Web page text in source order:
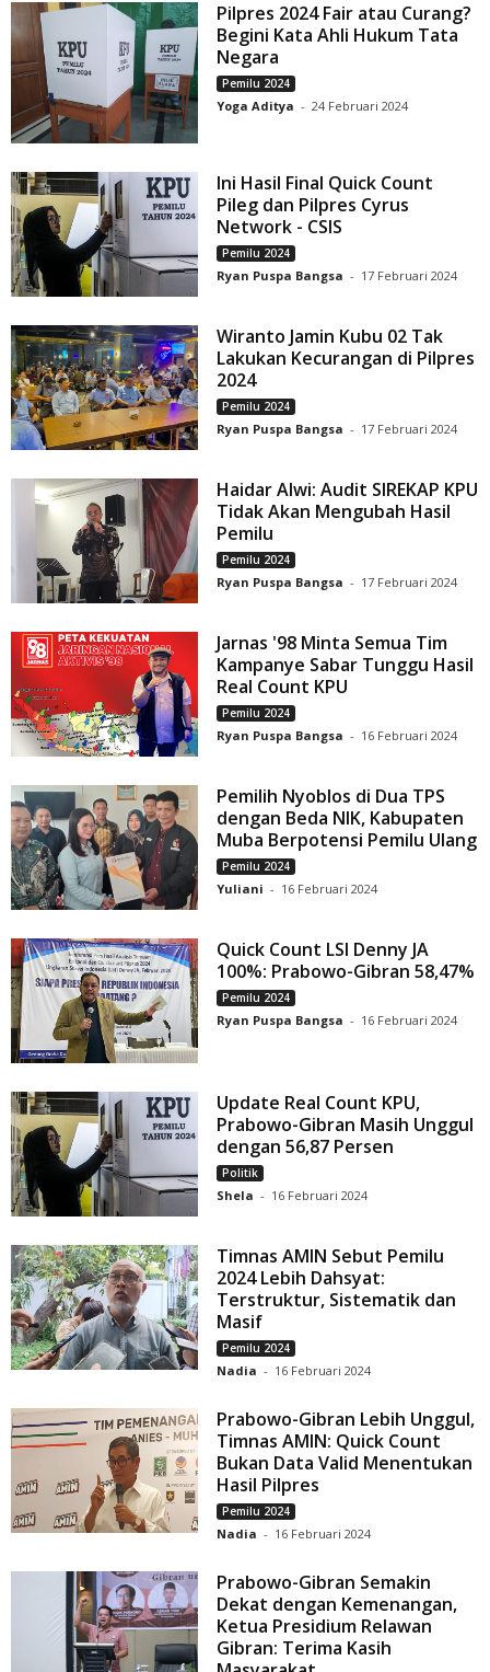
Pilpres 2024 Fair atau Curang?
Begini Kata Ahli Hukum Tata
Negara
Pemilu 2024
Yoga Aditya - 24 Februari 2024
Ini Hasil Final Quick Count
Pileg dan Pilpres Cyrus
Network - CSIS
Pemilu 2024
Ryan Puspa Bangsa - 17 Februari 2024
Wiranto Jamin Kubu 02 Tak
Lakukan Kecurangan di Pilpres
2024
Pemilu 2024
Ryan Puspa Bangsa - 17 Februari 2024
Haidar Alwi: Audit SIREKAP KPU
Tidak Akan Mengubah Hasil
Pemilu
Pemilu 2024
Ryan Puspa Bangsa - 17 Februari 2024
Jarnas '98 Minta Semua Tim
Kampanye Sabar Tunggu Hasil
Real Count KPU
Pemilu 2024
Ryan Puspa Bangsa - 16 Februari 2024
Pemilih Nyoblos di Dua TPS
dengan Beda NIK, Kabupaten
Muba Berpotensi Pemilu Ulang
Pemilu 2024
Yuliani - 16 Februari 2024
Quick Count LSI Denny JA
100%: Prabowo-Gibran 58,47%
Pemilu 2024
Ryan Puspa Bangsa - 16 Februari 2024
Update Real Count KPU,
Prabowo-Gibran Masih Unggul
dengan 56,87 Persen
Politik
Shela - 16 Februari 2024
Timnas AMIN Sebut Pemilu
2024 Lebih Dahsyat:
Terstruktur, Sistematik dan
Masif
Pemilu 2024
Nadia - 16 Februari 2024
Prabowo-Gibran Lebih Unggul,
Timnas AMIN: Quick Count
Bukan Data Valid Menentukan
Hasil Pilpres
Pemilu 2024
Nadia - 16 Februari 2024
Prabowo-Gibran Semakin
Dekat dengan Kemenangan,
Ketua Presidium Relawan
Gibran: Terima Kasih